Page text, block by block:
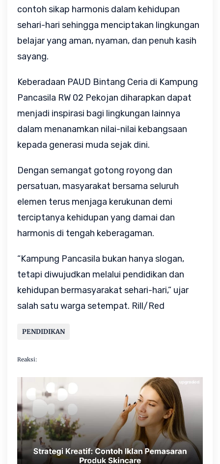
contoh sikap harmonis dalam kehidupan
sehari-hari sehingga menciptakan lingkungan
belajar yang aman, nyaman, dan penuh kasih
sayang.
Keberadaan PAUD Bintang Ceria di Kampung
Pancasila RW 02 Pekojan diharapkan dapat
menjadi inspirasi bagi lingkungan lainnya
dalam menanamkan nilai-nilai kebangsaan
kepada generasi muda sejak dini.
Dengan semangat gotong royong dan
persatuan, masyarakat bersama seluruh
elemen terus menjaga kerukunan demi
terciptanya kehidupan yang damai dan
harmonis di tengah keberagaman.
“Kampung Pancasila bukan hanya slogan,
tetapi diwujudkan melalui pendidikan dan
kehidupan bermasyarakat sehari-hari,” ujar
salah satu warga setempat. Rill/Red
PENDIDIKAN
Reaksi: